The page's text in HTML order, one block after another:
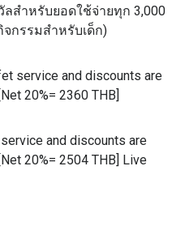
สำหรับยอดใช้จ่ายทุก 3,000
กรรมสำหรับเด็ก)
service and discounts are
20%= 2360 THB]
and discounts are
20%= 2504 THB] Live